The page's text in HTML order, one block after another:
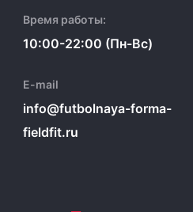
Время работы:
10:00-22:00 (Пн-Вс)
E-mail
info@futbolnaya-forma-
fieldfit.ru